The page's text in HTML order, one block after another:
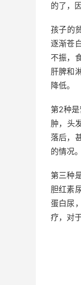
的了，
孩子的
逐渐苍
不振，
肝脾和
降低。
第2种
肿，头
落后，
的情况
第三种
胆红素
蛋白尿
疗，对